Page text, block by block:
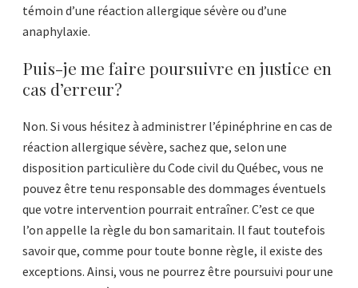
témoin d’une réaction allergique sévère ou d’une
anaphylaxie.
Puis-je me faire poursuivre en justice en
cas d’erreur?
Non. Si vous hésitez à administrer l’épinéphrine en cas de
réaction allergique sévère, sachez que, selon une
disposition particulière du Code civil du Québec, vous ne
pouvez être tenu responsable des dommages éventuels
que votre intervention pourrait entraîner. C’est ce que
l’on appelle la règle du bon samaritain. Il faut toutefois
savoir que, comme pour toute bonne règle, il existe des
exceptions. Ainsi, vous ne pourrez être poursuivi pour une